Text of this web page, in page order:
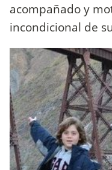
acompañado y
incondicional de